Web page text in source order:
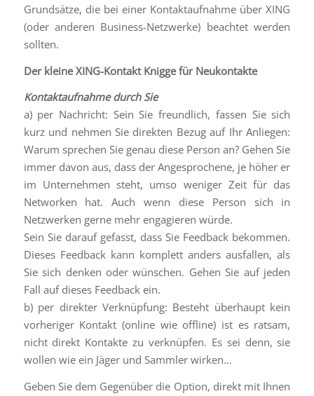
Grundsätze, die bei einer Kontaktaufnahme über XING
(oder anderen Business-Netzwerke) beachtet werden
sollten.
Der kleine XING-Kontakt Knigge für Neukontakte
Kontaktaufnahmedurch Sie
a) per Nachricht: Sein Sie freundlich, fassen Sie sich
kurz und nehmen Sie direkten Bezug auf Ihr Anliegen:
Warum sprechen Sie genau diese Person an? Gehen Sie
immer davon aus, dass der Angesprochene, je höher er
im Unternehmen steht, umso weniger Zeit für das
Networken hat. Auch wenn diese Person sich in
Netzwerken gerne mehr engagieren würde.
Sein Sie darauf gefasst, dass Sie Feedback bekommen.
Dieses Feedback kann komplett anders ausfallen, als
Sie sich denken oder wünschen. Gehen Sie auf jeden
Fall auf dieses Feedback ein.
b) per direkter Verknüpfung: Besteht überhaupt kein
vorheriger Kontakt (online wie offline) ist es ratsam,
nicht direkt Kontakte zu verknüpfen. Es sei denn, sie
wollen wie ein Jäger und Sammler wirken…
Geben Sie dem Gegenüber die Option, direkt mit Ihnen